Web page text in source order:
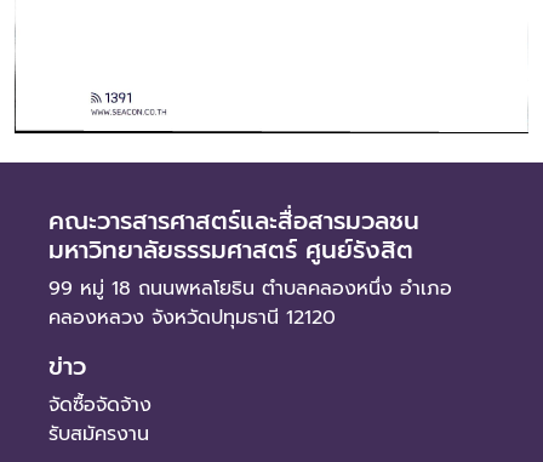
คณะวารสารศาสตร์และสื่อสารมวลชน
มหาวิทยาลัยธรรมศาสตร์ ศูนย์รังสิต
99 หมู่ 18 ถนนพหลโยธิน ตำบลคลองหนึ่ง อำเภอ
คลองหลวง จังหวัดปทุมธานี 12120
ข่าว
จัดซื้อจัดจ้าง
รับสมัครงาน